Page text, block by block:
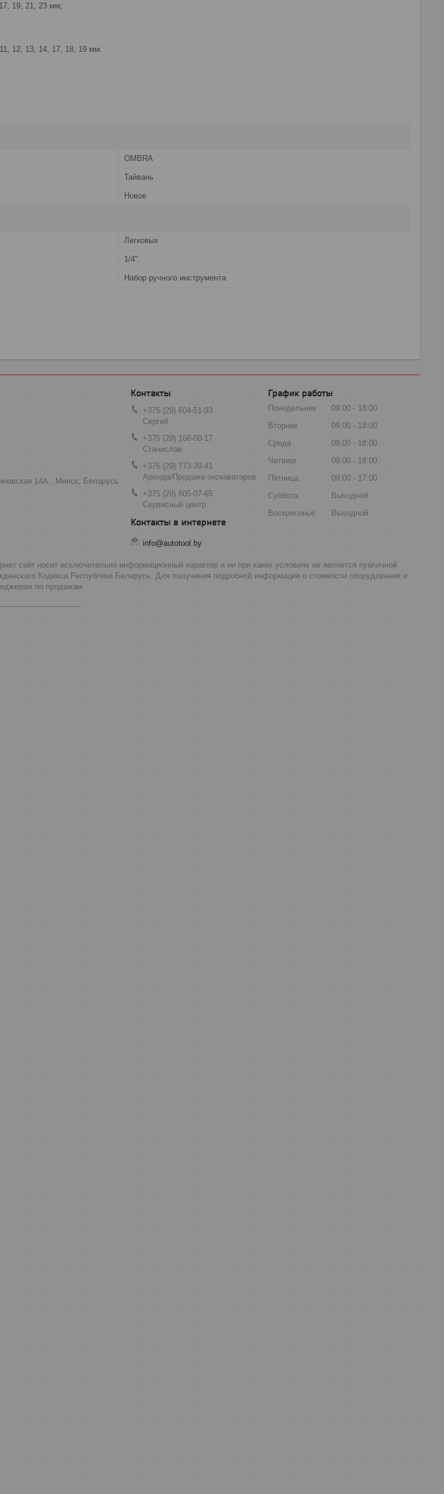
19, 21, 23 мм;
12, 13, 14, 17, 18, 19 мм.
OMBRA
Тайвань
Новое
Легковых
1/4"
Набор ручного инструмента
14А., Минск, Беларусь
+375 (29) 604-51-93
Сергей
+375 (29) 168-00-17
Станислав
+375 (29) 773-39-41
Аренда/Продажа экскаваторов
+375 (29) 605-07-65
Сервисный центр
info@autotool.by
График работы
Понедельник 09:00
18:00
Вторник
09:00
18:00
Среда
09:00
18:00
Четверг
09:00
18:00
Пятница
09:00
17:00
Суббота
Выходной
Воскресенье
Выходной
сайт носит исключительно информационный характер и ни при каких условиях не является публичной
Кодекса Республики Беларусь. Для получения подробной информации о стоимости оборудования и
по продажам.